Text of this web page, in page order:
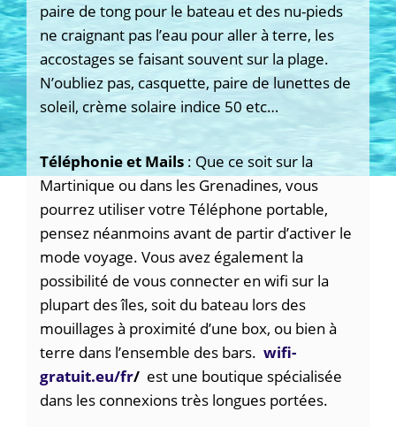
paire de tong pour le bateau et des nu-pieds
ne craignant pas l’eau pour aller à terre, les
accostages se faisant souvent sur la plage.
N’oubliez pas, casquette, paire de lunettes de
soleil, crème solaire indice 50 etc…
Téléphonie et Mails : Que ce soit sur la
Martinique ou dans les Grenadines, vous
pourrez utiliser votre Téléphone portable,
pensez néanmoins avant de partir d’activer le
mode voyage. Vous avez également la
possibilité de vous connecter en wifi sur la
plupart des îles, soit du bateau lors des
mouillages à proximité d’une box, ou bien à
terre dans l’ensemble des bars. wifi-
gratuit.eu/fr/ est une boutique spécialisée
dans les connexions très longues portées.